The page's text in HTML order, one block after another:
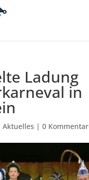
Ladung
in
Aktuelles | 0